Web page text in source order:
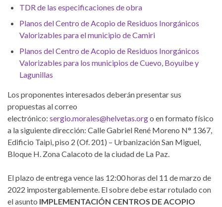
TDR de las especificaciones de obra
Planos del Centro de Acopio de Residuos Inorgánicos
Valorizables para el municipio de Camiri
Planos del Centro de Acopio de Residuos Inorgánicos
Valorizables para los municipios de Cuevo, Boyuibe y
Lagunillas
Los proponentes interesados deberán presentar sus
propuestas al correo
electrónico: sergio.morales@helvetas.orgo en formato físico
a la siguiente dirección: Calle Gabriel René Moreno N° 1367,
Edificio Taipi, piso 2 (Of. 201) – Urbanización San Miguel,
Bloque H. Zona Calacoto de la ciudad de La Paz.
El plazo de entrega vence las 12:00 horas del 11 de marzo de
2022 impostergablemente. El sobre debe estar rotulado con
el asunto IMPLEMENTACIÓN CENTROS DE ACOPIO